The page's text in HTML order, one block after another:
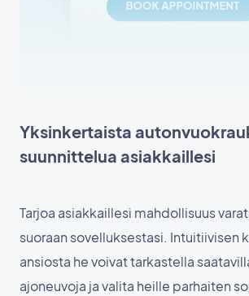
Yksinkertaista
suunnittelua asiakkaillesi
Tarjoa asiakkaillesi mahdollisuus
suoraan sovelluksestasi. Intuitiivisen
ansiosta he voivat tarkastella
ajoneuvoja ja valita heille parhaiten